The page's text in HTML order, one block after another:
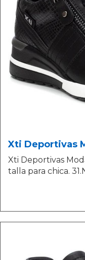
Xti Deportivas
Xti Deportivas
talla para chica.